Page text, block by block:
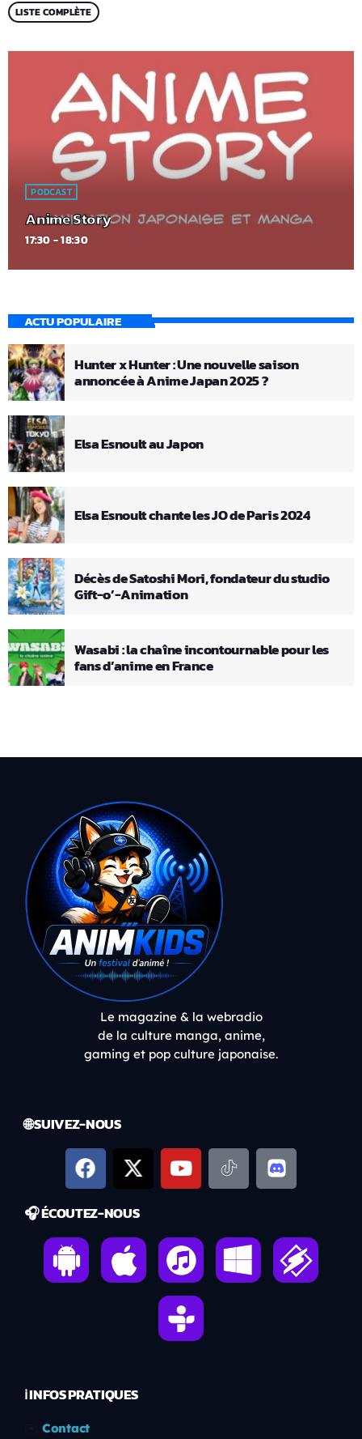
LISTE COMPLÈTE
PODCAST
Anime Story
17:30 - 18:30
ACTU POPULAIRE
Hunter x Hunter : Une nouvelle saison
annoncée à Anime Japan 2025 ?
Elsa Esnoult au Japon
Elsa Esnoult chante les JO de Paris 2024
Décès de Satoshi Mori, fondateur du studio
Gift-o’-Animation
Wasabi : la chaîne incontournable pour les
fans d’anime en France
Le magazine & la webradio
de la culture manga, anime,
gaming et pop culture japonaise.
🌐 SUIVEZ-NOUS
🎧 ÉCOUTEZ-NOUS
ℹ️ INFOS PRATIQUES
Contact